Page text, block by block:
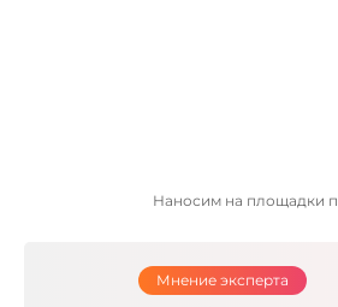
Наносим на площадки
Мнение эксперта